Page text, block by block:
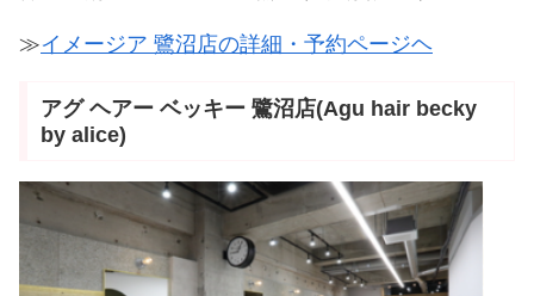
≫イメージア 鷺沼店の詳細・予約ページヘ
アグ ヘアー ベッキー 鷺沼店(Agu hair becky
by alice)